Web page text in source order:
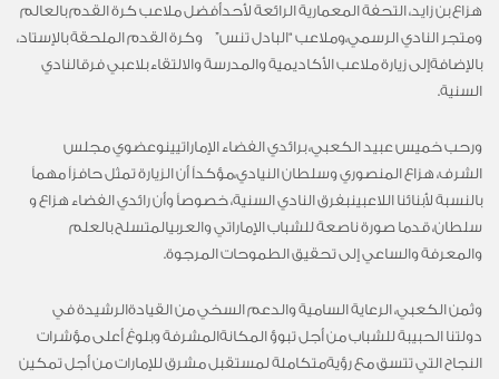
هزاعبنزايد،التحفةالمعماريةالرائعة لأحد أفضلملاعبكرةالقدمبالعالم
ومتجر الناديالرسمي،وملاعب “البادلتنس” وكرةالقدمالملحقةبالإستاد،
بالإضافةإلىزيارةملاعبالأكاديميةوالمدرسةوالالتقاء بلاعبيفرق النادي
السنية.
ورحبخميس عبيد الكعبي،برائديالفضاء الإماراتيينوعضويمجلس
الشرف، هزاعالمنصوريوسلطانالنيادي،مؤكداً أنالزيارةتمثلحافزاً مهماً
بالنسبة لأبنائنا اللاعبينبفرقالناديالسنية،خصوصاً وأنرائديالفضاء هزاعو
سلطان،قدما صورةناصعةللشبابالإماراتيوالعربيالمتسلحبالعلم
والمعرفةوالساعيإلىتحقيقالطموحات المرجوة.
وثمنالكعبي،الرعايةالساميةوالدعمالسخيمنالقيادةالرشيدةفي
دولتنا الحبيبةللشبابمن أجلتبوؤ المكانةالمشرفةوبلوغ أعلىمؤشرات
النجاحالتيتتسقمعرؤيةمتكاملةلمستقبلمشرقللإماراتمن أجلتمكين